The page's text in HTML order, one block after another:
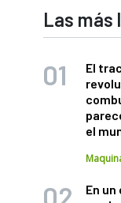
Las más
El
el
En